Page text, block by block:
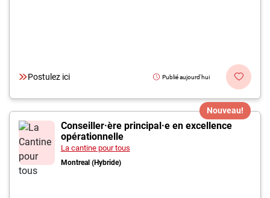
Postulez ici Publié aujourd'hui
Nouveau!
Conseiller·ère principal·e en excellence
opérationnelle
La cantine pour tous
Montreal (Hybride)